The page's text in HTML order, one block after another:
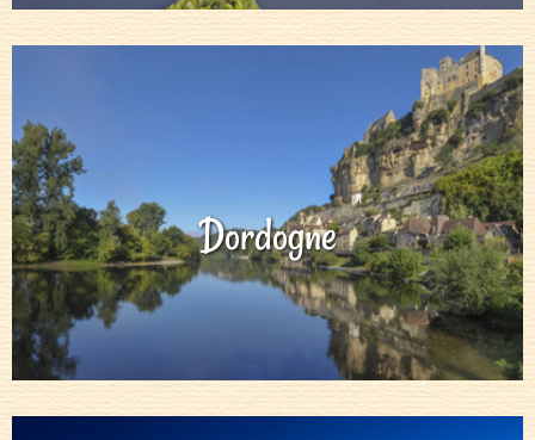
Dordogne